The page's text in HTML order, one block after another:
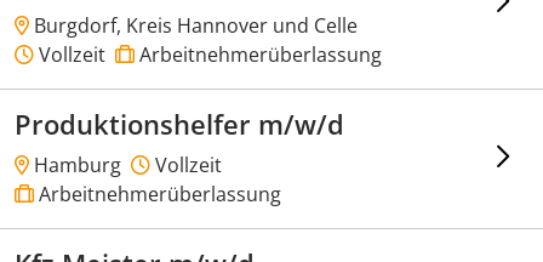
Burgdorf, Kreis Hannover und Celle
Vollzeit
Arbeitnehmerüberlassung
Produktionshelfer m/w/d
Hamburg
Vollzeit
Arbeitnehmerüberlassung